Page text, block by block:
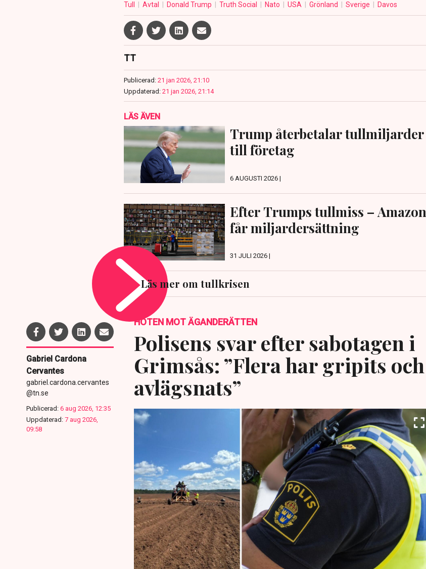
Tull Avtal Donald Trump Truth Social Nato USA Grönland Sverige Davos
TT
Publicerad: 21 jan 2026, 21:10
Uppdaterad: 21 jan 2026, 21:14
LÄS ÄVEN
Trump återbetalar tullmiljarder
till företag
6 AUGUSTI 2026 |
Efter Trumps tullmiss – Amazon
får miljardersättning
31 JULI 2026 |
Läs mer om tullkrisen
Gabriel Cardona
Cervantes
gabriel.cardona.cervantes
@tn.se
Publicerad: 6 aug 2026, 12:35
Uppdaterad: 7 aug 2026,
09:58
HOTEN MOT ÄGANDERÄTTEN
Polisens svar efter sabotagen i
Grimsås: ”Flera har gripits och
avlägsnats”